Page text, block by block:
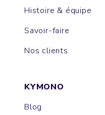
Histoire & équipe
Savoir-faire
Nos clients
KYMONO
Blog